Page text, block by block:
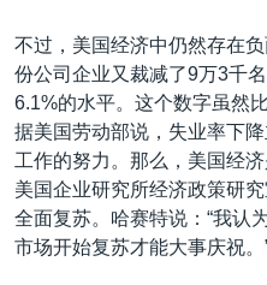
不过，美国经济中仍然存在
份公司企业又裁减了9万3千
6.1%的水平。这个数字虽然
据美国劳动部说，失业率下
工作的努力。那么，美国经
美国企业研究所经济政策研
全面复苏。哈赛特说：“我认
市场开始复苏才能大事庆祝。